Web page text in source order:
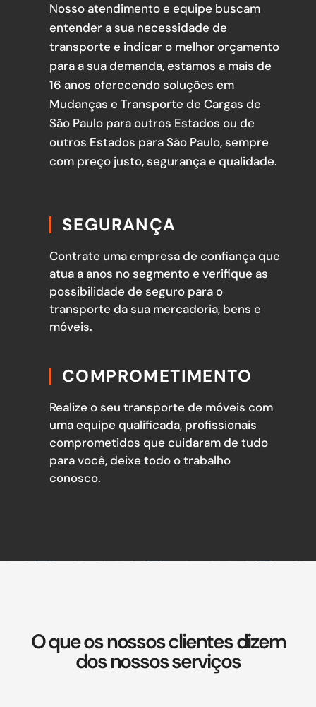
Nosso atendimento e equipe buscam
entender a sua necessidade de
transporte e indicar o melhor orçamento
para a sua demanda, estamos a mais de
16 anos oferecendo soluções em
Mudanças e Transporte de Cargas de
São Paulo para outros Estados ou de
outros Estados para São Paulo, sempre
com preço justo, segurança e qualidade.
SEGURANÇA
Contrate uma empresa de confiança que
atua a anos no segmento e verifique as
possibilidade de seguro para o
transporte da sua mercadoria, bens e
móveis.
COMPROMETIMENTO
Realize o seu transporte de móveis com
uma equipe qualificada, profissionais
comprometidos que cuidaram de tudo
para você, deixe todo o trabalho
conosco.
O que os nossos clientes dizem
dos nossos serviços